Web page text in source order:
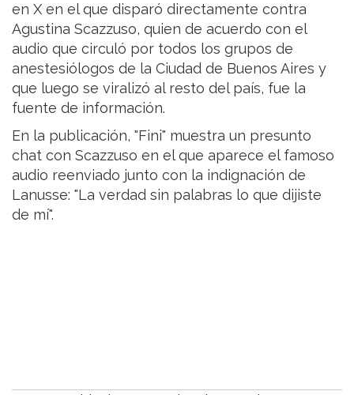
en X en el que disparó directamente contra
Agustina Scazzuso, quien de acuerdo con el
audio que circuló por todos los grupos de
anestesiólogos de la Ciudad de Buenos Aires y
que luego se viralizó al resto del país, fue la
fuente de información.
En la publicación, "Fini" muestra un presunto
chat con Scazzuso en el que aparece el famoso
audio reenviado junto con la indignación de
Lanusse: "La verdad sin palabras lo que dijiste
de mí".